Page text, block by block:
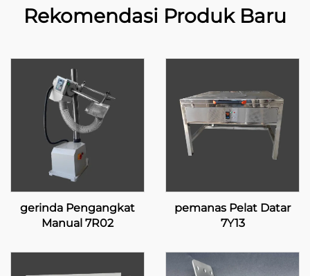
Rekomendasi Produk Baru
gerinda Pengangkat
Manual 7R02
pemanas Pelat Datar
7Y13